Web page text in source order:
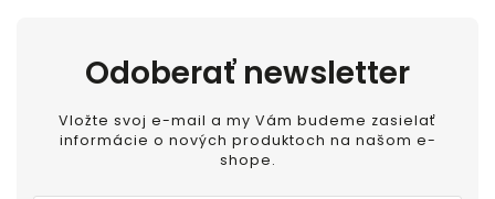
Odoberať newsletter
Vložte svoj e-mail a my Vám budeme zasielať
informácie o nových produktoch na našom e-
shope.